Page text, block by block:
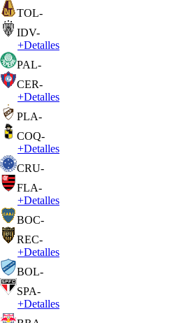
TOL-
IDV-
+Detalles
PAL-
CER-
+Detalles
PLA-
COQ-
+Detalles
CRU-
FLA-
+Detalles
BOC-
REC-
+Detalles
BOL-
SPA-
+Detalles